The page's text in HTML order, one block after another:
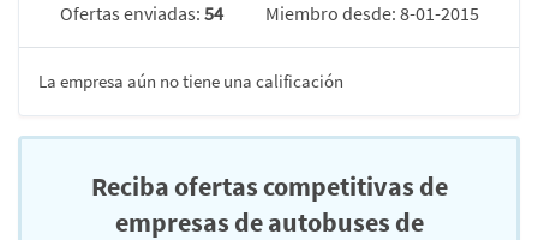
Ofertas enviadas: 54 Miembro desde: 8-01-2015
La empresa aún no tiene una calificación
Reciba ofertas competitivas de
empresas de autobuses de